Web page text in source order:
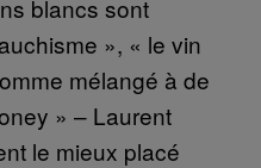
blancs sont
», « le vin
mélangé à de
» – Laurent
le mieux placé